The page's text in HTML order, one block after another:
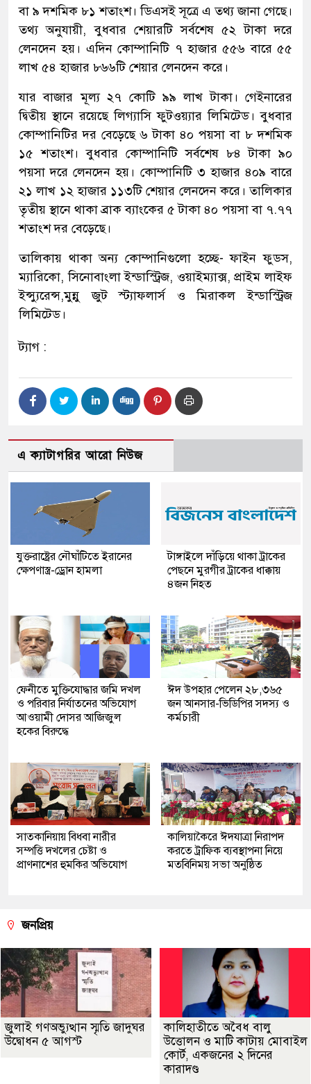
বা ৯ দশমিক ৮১ শতাংশ। ডিএসই সূত্রে এ তথ্য জানা গেছে।
তথ্য অনুযায়ী, বুধবার শেয়ারটি সর্বশেষ ৫২ টাকা দরে
লেনদেন হয়। এদিন কোম্পানিটি ৭ হাজার ৫৫৬ বারে ৫৫
লাখ ৫৪ হাজার ৮৬৬টি শেয়ার লেনদেন করে।
যার বাজার মূল্য ২৭ কোটি ৯৯ লাখ টাকা। গেইনারের
দ্বিতীয় স্থানে রয়েছে লিগ্যাসি ফুটওয়্যার লিমিটেড। বুধবার
কোম্পানিটির দর বেড়েছে ৬ টাকা ৪০ পয়সা বা ৮ দশমিক
১৫ শতাংশ। বুধবার কোম্পানিটি সর্বশেষ ৮৪ টাকা ৯০
পয়সা দরে লেনদেন হয়। কোম্পানিটি ৩ হাজার ৪০৯ বারে
২১ লাখ ১২ হাজার ১১৩টি শেয়ার লেনদেন করে। তালিকার
তৃতীয় স্থানে থাকা ব্রাক ব্যাংকের ৫ টাকা ৪০ পয়সা বা ৭.৭৭
শতাংশ দর বেড়েছে।
তালিকায় থাকা অন্য কোম্পানিগুলো হচ্ছে- ফাইন ফুডস,
ম্যারিকো, সিনোবাংলা ইন্ডাস্ট্রিজ, ওয়াইম্যাক্স, প্রাইম লাইফ
ইন্স্যুরেন্স,মুন্নু জুট স্ট্যাফলার্স ও মিরাকল ইন্ডাস্ট্রিজ
লিমিটেড।
ট্যাগ :
এ ক্যাটাগরির আরো নিউজ
যুক্তরাষ্ট্রের নৌঘাঁটিতে ইরানের
ক্ষেপণাস্ত্র-ড্রোন হামলা
টাঙ্গাইলে দাঁড়িয়ে থাকা ট্রাকের
পেছনে মুরগীর ট্রাকের ধাক্কায়
৪জন নিহত
ফেনীতে মুক্তিযোদ্ধার জমি দখল
ও পরিবার নির্যাতনের অভিযোগ
আওয়ামী দোসর আজিজুল
হকের বিরুদ্ধে
ঈদ উপহার পেলেন ২৮,৩৬৫
জন আনসার-ভিডিপির সদস্য ও
কর্মচারী
সাতকানিয়ায় বিধবা নারীর
সম্পত্তি দখলের চেষ্টা ও
প্রাণনাশের হুমকির অভিযোগ
কালিয়াকৈরে ঈদযাত্রা নিরাপদ
করতে ট্রাফিক ব্যবস্থাপনা নিয়ে
মতবিনিময় সভা অনুষ্ঠিত
জনপ্রিয়
জুলাই গণঅভ্যুত্থান স্মৃতি জাদুঘর
উদ্বোধন ৫ আগস্ট
কালিহাতীতে অবৈধ বালু
উত্তোলন ও মাটি কাটায় মোবাইল
কোর্ট, একজনের ২ দিনের
কারাদণ্ড